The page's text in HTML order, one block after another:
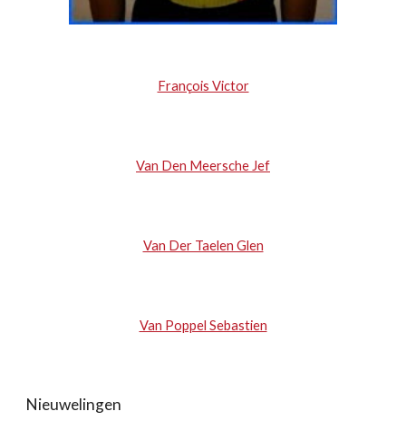
François Victor
Van Den Meersche Jef
Van Der Taelen Glen
Van Poppel Sebastien
Nieuwelingen